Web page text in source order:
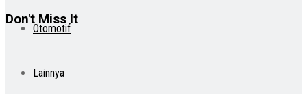
Otomotif
Lainnya
Don't Miss It